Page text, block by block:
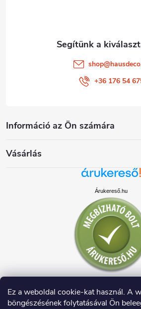
Ez a weboldal cookie-kat használ. A
böngészésének folytatásával Ön
Információ az Ön számára
Vásárlás
shop@
+36 176 54
Árukereső.hu